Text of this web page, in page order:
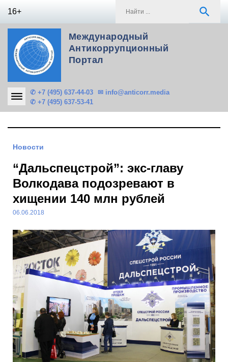
16+ search
Международный
Антикоррупционный
Портал
✆ +7 (495) 637-44-03
✆ +7 (495) 637-53-41
✉ info@anticorr.media
Новости
“Дальспецстрой”: экс-главу
Волкодава подозревают в
хищении 140 млн рублей
06.06.2018